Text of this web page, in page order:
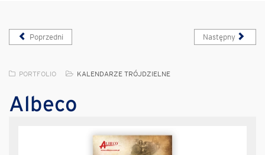
Poprzedni Następny
PORTFOLIO KALENDARZE TRÓJDZIELNE
Albeco